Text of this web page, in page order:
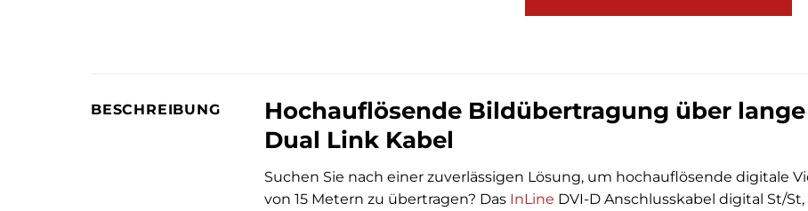
BESCHREIBUNG
Hochauflösende Bildübertragung über
Dual Link Kabel
Suchen Sie nach einer zuverlässigen Lösung, um hochauflösende digitale
von 15 Metern zu übertragen? Das InLine DVI-D Anschlusskabel digital St/St,